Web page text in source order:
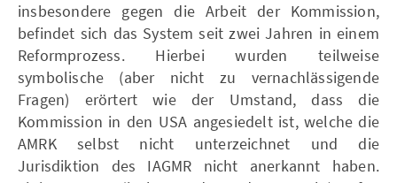
insbesondere gegen die Arbeit der Kommission,
befindet sich das System seit zwei Jahren in einem
Reformprozess. Hierbei wurden teilweise
symbolische (aber nicht zu vernachlässigende
Fragen) erörtert wie der Umstand, dass die
Kommission in den USA angesiedelt ist, welche die
AMRK selbst nicht unterzeichnet und die
Jurisdiktion des IAGMR nicht anerkannt haben.